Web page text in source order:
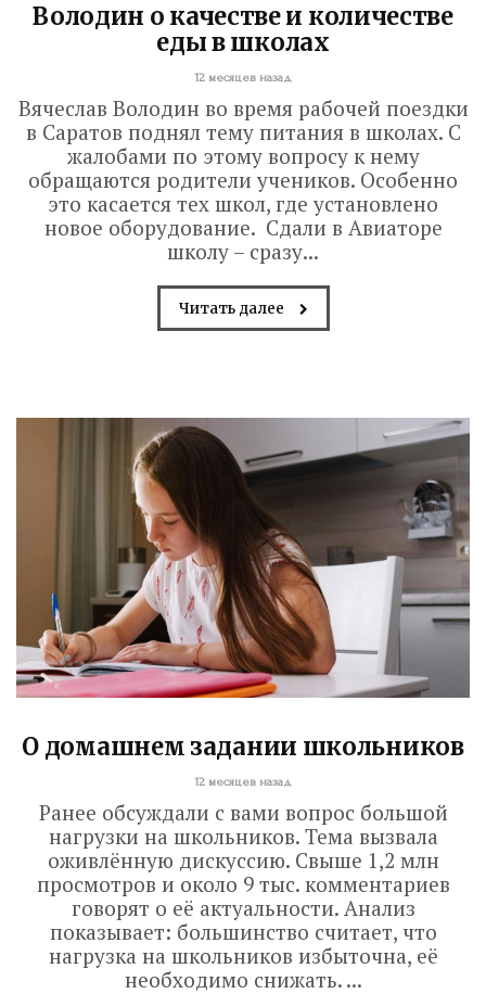
Володин о качестве и количестве
еды в школах
12 месяцев назад
Вячеслав Володин во время рабочей поездки
в Саратов поднял тему питания в школах. С
жалобами по этому вопросу к нему
обращаются родители учеников. Особенно
это касается тех школ, где установлено
новое оборудование. Сдали в Авиаторе
школу – сразу...
Читать далее
О домашнем задании школьников
12 месяцев назад
Ранее обсуждали с вами вопрос большой
нагрузки на школьников. Тема вызвала
оживлённую дискуссию. Свыше 1,2 млн
просмотров и около 9 тыс. комментариев
говорят о её актуальности. Анализ
показывает: большинство считает, что
нагрузка на школьников избыточна, её
необходимо снижать. ...